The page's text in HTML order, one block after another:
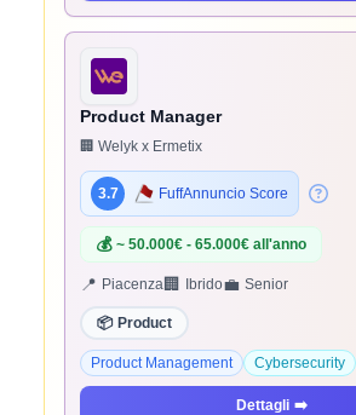
Product Manager
🏢 Welyk x Ermetix
3.7 FuffAnnuncio Score
💰 ~ 50.000€ - 65.000€ all'anno
📍 Piacenza🏢 Ibrido💼 Senior
📦 Product
Product Management Cybersecurity
Dettagli ➡️